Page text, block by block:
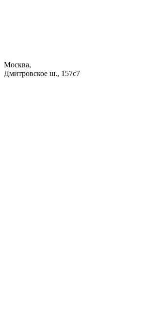
Москва,
Дмитровское ш., 157с7